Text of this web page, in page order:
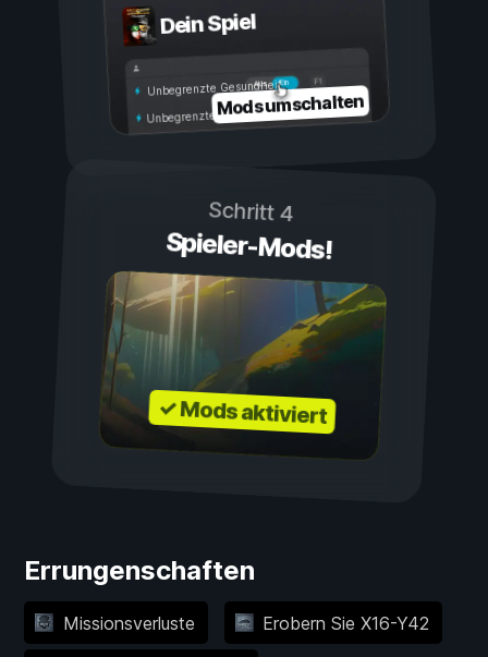
Dein Spiel
Ein
Aus
Unbegrenzte Gesundheit
Unbegrenzte AusdauerMods umschalten
Schritt 4
Spieler-Mods!
✓ Mods aktiviert
Errungenschaften
Missionsverluste Erobern Sie X16-Y42